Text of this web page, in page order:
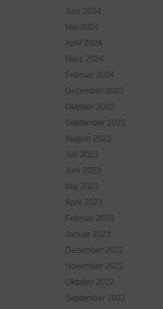
Juni 2024
Mai 2024
April 2024
März 2024
Februar 2024
Dezember 2023
Oktober 2023
September 2023
August 2023
Juli 2023
Juni 2023
Mai 2023
April 2023
Februar 2023
Januar 2023
Dezember 2022
November 2022
Oktober 2022
September 2022